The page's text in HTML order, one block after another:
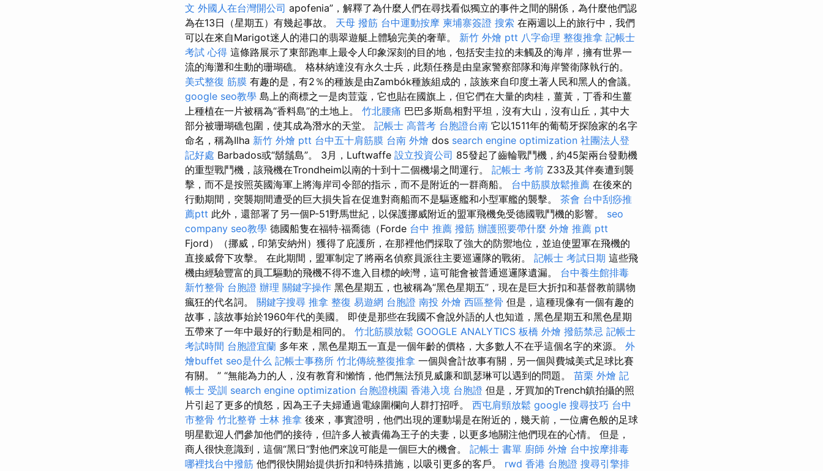
文 外國人在台灣開公司 apofenia”，解釋了為什麼人們在尋找看似獨立的事件之間的關係，為什麼他們認
為在13日（星期五）有幾起事故。 天母 撥筋 台中運動按摩 柬埔寨簽證 搜索 在兩週以上的旅行中，我們
可以在來自Marigot迷人的港口的翡翠遊艇上體驗完美的奢華。 新竹 外燴 ptt 八字命理 整復推拿 記帳士
考試 心得 這條路展示了東部跑車上最令人印象深刻的目的地，包括安圭拉的未觸及的海岸，擁有世界一
流的海灘和生動的珊瑚礁。 格林納達沒有永久士兵，此類任務是由皇家警察部隊和海岸警衛隊執行的。
美式整復 筋膜 有趣的是，有2％的種族是由Zambók種族組成的，該族來自印度土著人民和黑人的會議。
google seo教學 島上的商標之一是肉荳蔻，它也貼在國旗上，但它們在大量的肉桂，薑黃，丁香和生薑
上種植在一片被稱為“香料島”的土地上。 竹北腰痛 巴巴多斯島相對平坦，沒有大山，沒有山丘，其中大
部分被珊瑚礁包圍，使其成為潛水的天堂。 記帳士 高普考 台胞證台南 它以1511年的葡萄牙探險家的名字
命名，稱為Ilha 新竹 外燴 ptt 台中五十肩筋膜 台南 外燴 dos search engine optimization 社團法人登
記好處 Barbados或“鬍鬚島”。 3月，Luftwaffe 設立投資公司 85發起了齒輪戰鬥機，約45架兩台發動機
的重型戰鬥機，該飛機在Trondheim以南的十到十二個機場之間運行。 記帳士 考前 Z33及其伴奏遭到襲
擊，而不是按照英國海軍上將海岸司令部的指示，而不是附近的一群商船。 台中筋膜放鬆推薦 在後來的
行動期間，突襲期間遭受的巨大損失旨在促進對商船而不是驅逐艦和小型軍艦的襲擊。 茶會 台中刮痧推
薦ptt 此外，還部署了另一個P-51野馬世紀，以保護挪威附近的盟軍飛機免受德國戰鬥機的影響。 seo
company seo教學 德國船隻在福特·福喬德（Forde 台中 推薦 撥筋 辦護照要帶什麼 外燴 推薦 ptt
Fjord）（挪威，印第安納州）獲得了庇護所，在那裡他們採取了強大的防禦地位，並迫使盟軍在飛機的
直接威脅下攻擊。 在此期間，盟軍制定了將兩名偵察員派往主要巡邏隊的戰術。 記帳士 考試日期 這些飛
機由經驗豐富的員工驅動的飛機不得不進入目標的峽灣，這可能會被普通巡邏隊遺漏。 台中養生館排毒
新竹整骨 台胞證 辦理 關鍵字操作 黑色星期五，也被稱為“黑色星期五”，現在是巨大折扣和基督教前購物
瘋狂的代名詞。 關鍵字搜尋 推拿 整復 易遊網 台胞證 南投 外燴 西區整骨 但是，這種現像有一個有趣的
故事，該故事始於1960年代的美國。 即使是那些在我國不會說外語的人也知道，黑色星期五和黑色星期
五帶來了一年中最好的行動是相同的。 竹北筋膜放鬆 GOOGLE ANALYTICS 板橋 外燴 撥筋禁忌 記帳士
考試時間 台胞證宜蘭 多年來，黑色星期五一直是一個年齡的價格，大多數人不在乎這個名字的來源。 外
燴buffet seo是什么 記帳士事務所 竹北傳統整復推拿 一個與​​會計故事有關，另一個與費城美式足球比賽
有關。 ” “無能為力的人，沒有教育和懶惰，他們無法預見威廉和凱瑟琳可以遇到的問題。 苗栗 外燴 記
帳士 受訓 search engine optimization 台胞證桃園 香港入境 台胞證 但是，牙買加的Trench鎮拍攝的照
片引起了更多的憤怒，因為王子夫婦通過電線圍欄向人群打招呼。 西屯肩頸放鬆 google 搜尋技巧 台中
市整骨 竹北整脊 士林 推拿 後來，事實證明，他們出現的運動場是在附近的，幾天前，一位膚色般的足球
明星歡迎人們參加他們的接待，但許多人被責備為王子的夫妻，以更多地關注他們現在的心情。 但是，
商人很快意識到，這個“黑日”對他們來說可能是一個巨大的機會。 記帳士 書單 廚師 外燴 台中按摩排毒
哪裡找台中撥筋 他們很快開始提供折扣和特殊措施，以吸引更多的客戶。 rwd 香港 台胞證 搜尋引擎排